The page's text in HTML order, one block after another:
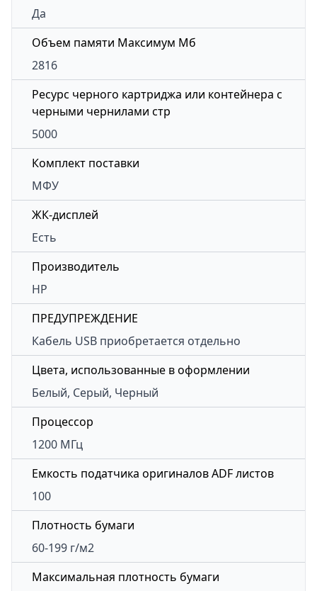
Да
Объем памяти Максимум Мб
2816
Ресурс черного картриджа или контейнера с
черными чернилами стр
5000
Комплект поставки
МФУ
ЖК-дисплей
Есть
Производитель
HP
ПРЕДУПРЕЖДЕНИЕ
Кабель USB приобретается отдельно
Цвета, использованные в оформлении
Белый, Серый, Черный
Процессор
1200 МГц
Емкость податчика оригиналов ADF листов
100
Плотность бумаги
60-199 г/м2
Максимальная плотность бумаги